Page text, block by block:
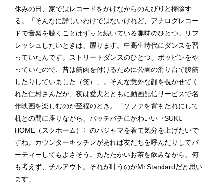
休みの日、家ではレコードをかけながらのんびりと掃除す
る。「そんなに詳しいわけではないけれど、アナログレコー
ドで音楽を聴くことはずっと続いている趣味のひとつ。リフ
レッシュしたいときは、躍ります。中高生時代にダンスを習
っていたんです。ストリートダンスのひとつ、ポッピンをや
っていたので、昔は筋肉を付けるために公園の滑り台で腹筋
したりしていました（笑）」。そんな意外な顔を覗かせてく
れた仁村さんだが、夜は愛犬とともに動画配信サービスで名
作映画を楽しむのが至福のとき。「ソファを背もたれにして
机との間に座りながら、バッチバチにかわいい〈SUKU
HOME（スクホーム）〉のパジャマを着て気分を上げたいで
すね。カウンターキッチンがあれば友だちを呼んだりしてパ
ーティーしてもよさそう。あたたかいお茶を飲みながら、何
も考えず、チルアウト。それが叶うのがMr.Standardだと思い
ます」